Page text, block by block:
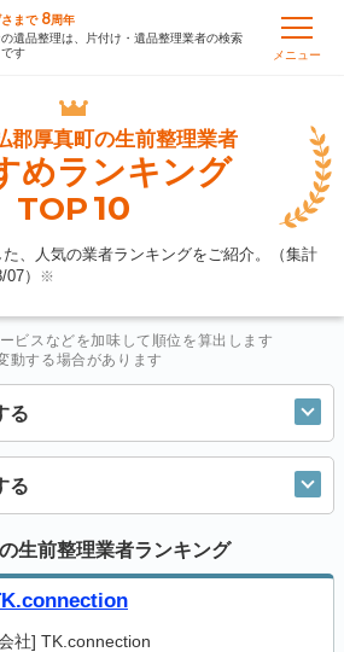
まで 8周年
遺品整理は、片付け・遺品整理業者の検索
す
メニュー
郡厚真町の生前整理業者
めランキング
TOP10
、人気の業者ランキングをご紹介。（集計
07） ※
ビスなどを加味して順位を算出します
動する場合があります
る
る
生前整理業者ランキング
社] TK.connection